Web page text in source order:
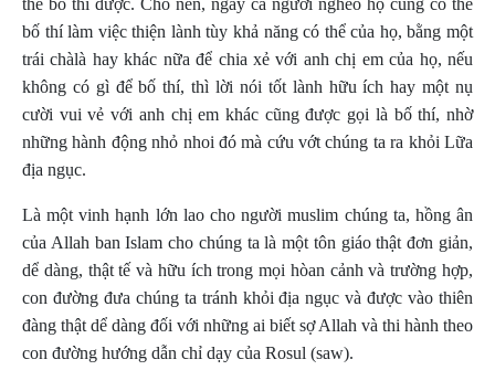
thể bố thí được. Cho nên, ngay cả người nghèo họ cũng có thể
bố thí làm việc thiện lành tùy khả năng có thể của họ, bằng một
trái chàlà hay khác nữa để chia xẻ với anh chị em của họ, nếu
không có gì để bố thí, thì lời nói tốt lành hữu ích hay một nụ
cười vui vẻ với anh chị em khác cũng được gọi là bố thí, nhờ
những hành động nhỏ nhoi đó mà cứu vớt chúng ta ra khỏi Lữa
địa ngục.
Là một vinh hạnh lớn lao cho người muslim chúng ta, hồng ân
của Allah ban Islam cho chúng ta là một tôn giáo thật đơn giản,
dể dàng, thật tế và hữu ích trong mọi hòan cảnh và trường hợp,
con đường đưa chúng ta tránh khỏi địa ngục và được vào thiên
đàng thật dể dàng đối với những ai biết sợ Allah và thi hành theo
con đường hướng dẫn chỉ dạy của Rosul (saw).